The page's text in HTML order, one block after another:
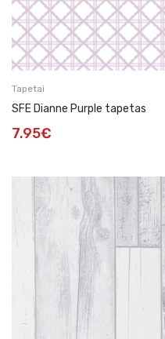
Tapetai
SFE Dianne Purple tapetas
7.95€